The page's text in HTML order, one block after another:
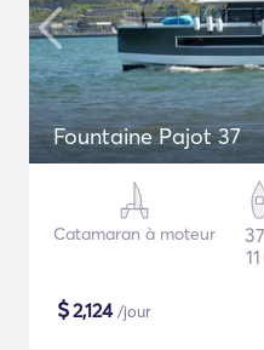
Fountaine Pajot 37
Catamaran à moteur
$2,124/jour